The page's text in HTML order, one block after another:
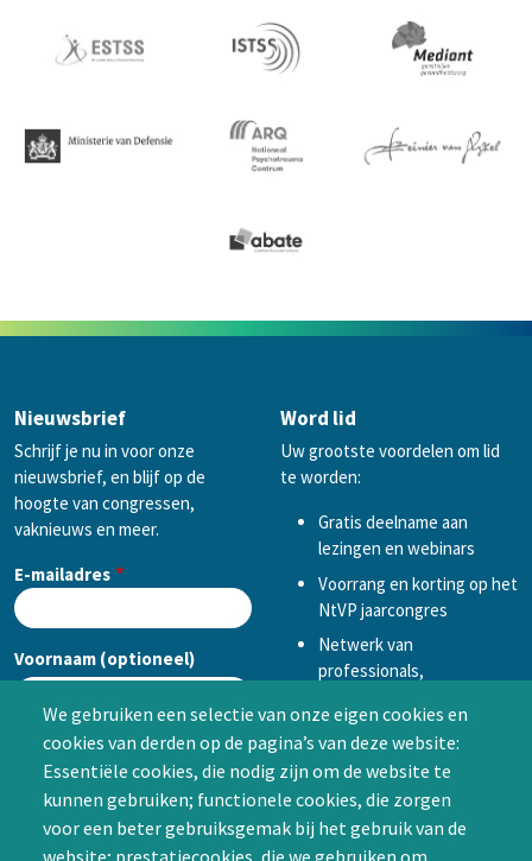
We gebruiken een selectie van onze eigen cookies en
cookies van derden op de pagina’s van deze website:
Essentiële cookies, die nodig zijn om de website te
kunnen gebruiken; functionele cookies, die zorgen
voor een beter gebruiksgemak bij het gebruik van de
Nieuwsbrief
Schrijf je nu in voor onze
nieuwsbrief, en blijf op de
hoogte van congressen,
vaknieuws en meer.
E-mailadres
Voornaam (optioneel)
Achternaam (optioneel)
CAPTCHA
Word lid
Uw grootste voordelen om lid
te worden:
Gratis deelname aan
lezingen en webinars
Voorrang en korting op het
NtVP jaarcongres
Netwerk van
professionals,
samenwerken in een van
de Special Interest
Groepen (SIG’s) of zelf een
SIG initiëren